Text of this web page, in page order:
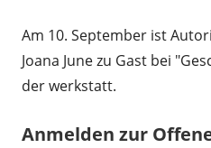
Am 10. September ist
Joana June zu Gast bei
der werkstatt.
Anmelden zur